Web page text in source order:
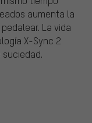
aumenta la
La vida
X-Sync 2